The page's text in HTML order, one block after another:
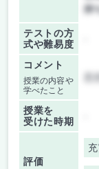
持
テストの方
式や難易度
コメント
授業の内容や
学べたこと
授業を
受けた時期
評価